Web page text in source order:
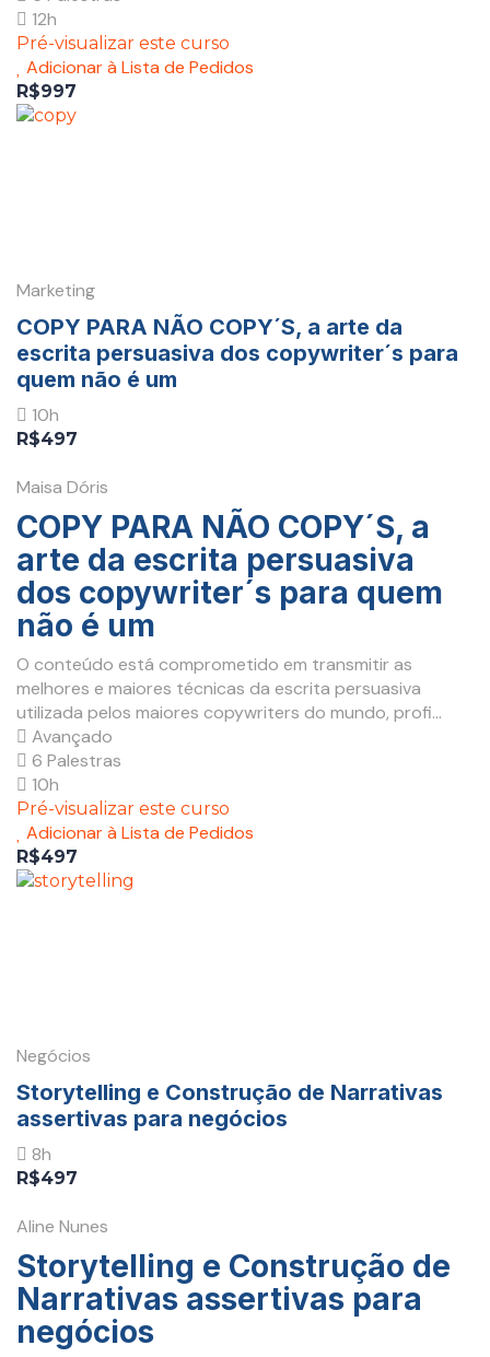
12h
Pré-visualizar este curso
Adicionar à Lista de Pedidos
R$997
Marketing
COPY PARA NÃO COPY´S, a arte da
escrita persuasiva dos copywriter´s para
quem não é um
10h
R$497
Maisa Dóris
COPY PARA NÃO COPY´S, a
arte da escrita persuasiva
dos copywriter´s para quem
não é um
O conteúdo está comprometido em transmitir as
melhores e maiores técnicas da escrita persuasiva
utilizada pelos maiores copywriters do mundo, profi...
Avançado
6 Palestras
10h
Pré-visualizar este curso
Adicionar à Lista de Pedidos
R$497
Negócios
Storytelling e Construção de Narrativas
assertivas para negócios
8h
R$497
Aline Nunes
Storytelling e Construção de
Narrativas assertivas para
negócios